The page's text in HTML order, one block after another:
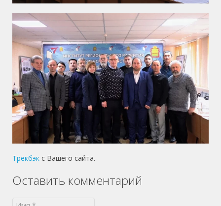
Трекбэк с Вашего сайта.
Оставить комментарий